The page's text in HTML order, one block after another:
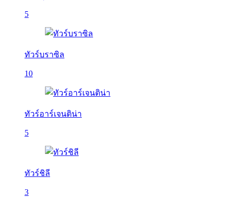
5
ทัวร์บราซิล
10
ทัวร์อาร์เจนติน่า
5
ทัวร์ชิลี
3